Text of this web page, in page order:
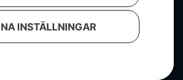
INSTÄLLNINGAR
service & i vår välfyllda
entreprenad och grönytor.